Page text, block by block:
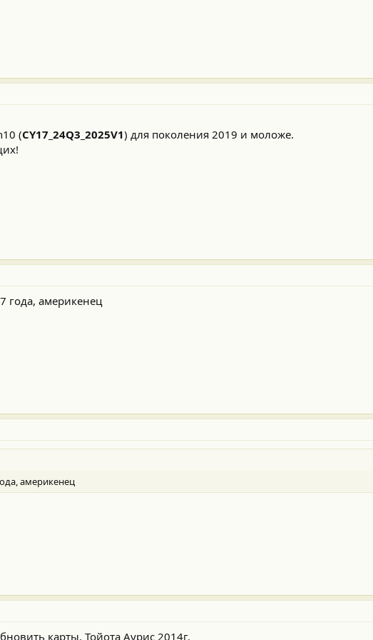
(CY17_24Q3_2025V1) для поколения 2019 и моложе.
года, америкенец
америкенец
карты. Тойота Аурис 2014г.